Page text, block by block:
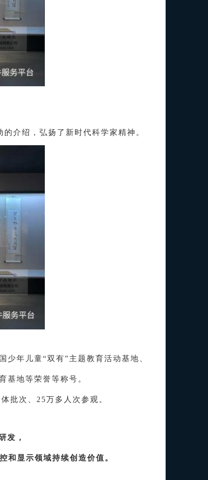
的介绍，弘扬了新时代科学家精神。
年儿童“双有”主题教育活动基地、
基地等荣誉等称号。
批次、25万多人次参观。
发，
和显示领域持续创造价值。